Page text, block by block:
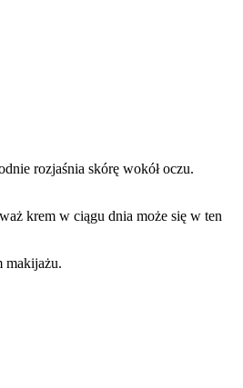
rozjaśnia skórę wokół oczu.
krem w ciągu dnia może się w ten
makijażu.